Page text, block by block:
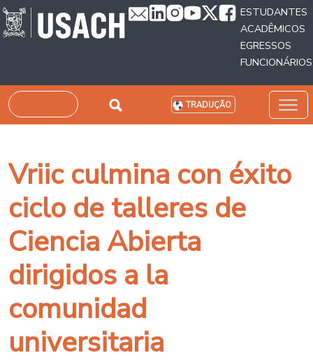
Passar para o conteúdo principal
ESTUDANTES
ACADÊMICOS
EGRESSOS
FUNCIONÁRIOS
Pesquisar TRADUÇÃO
Vriic culmina con éxito
ciclo de talleres de
Ciencia Abierta
dirigidos a la
comunidad
universitaria